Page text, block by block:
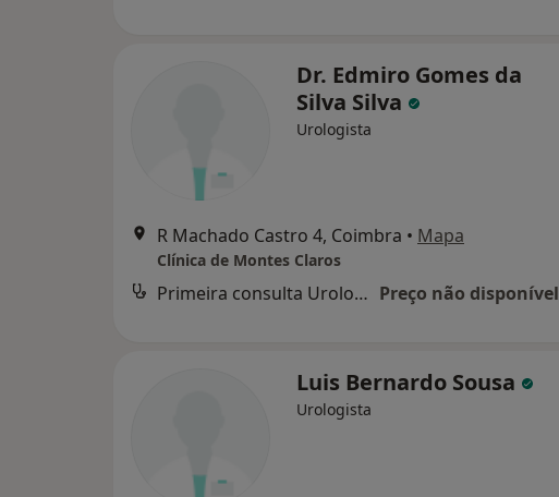
Dr. Edmiro Gomes da
Silva Silva
Urologista
R Machado Castro 4, Coimbra • Mapa
Clínica de Montes Claros
Primeira consulta Urologia Preço não disponível
Luis Bernardo Sousa
Urologista